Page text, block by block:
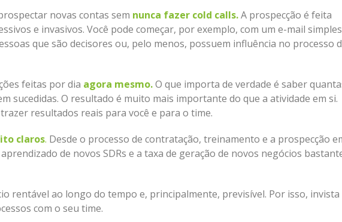
novas contas sem nunca fazer cold calls.A prospecção é feita
e invasivos. Você pode começar, por exemplo, com um e-mail
que são decisores ou, pelo menos, possuem influência no processo
feitas por dia agora mesmo.O que importa de verdade é saber
sucedidas. O resultado é muito mais importante do que a atividade em si.
resultados reais para você e para o time.
claros. Desde o processo de contratação, treinamento e a prospecção
de novos SDRs e a taxa de geração de novos negócios
rentável ao longo do tempo e, principalmente, previsível. Por isso, invista
com o seu time.